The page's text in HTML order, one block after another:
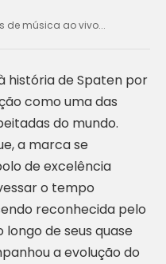
de música ao vivo...
história de Spaten por
como uma das
do mundo.
a marca se
de excelência
o tempo
reconhecida pelo
longo de seus quase
a evolução do